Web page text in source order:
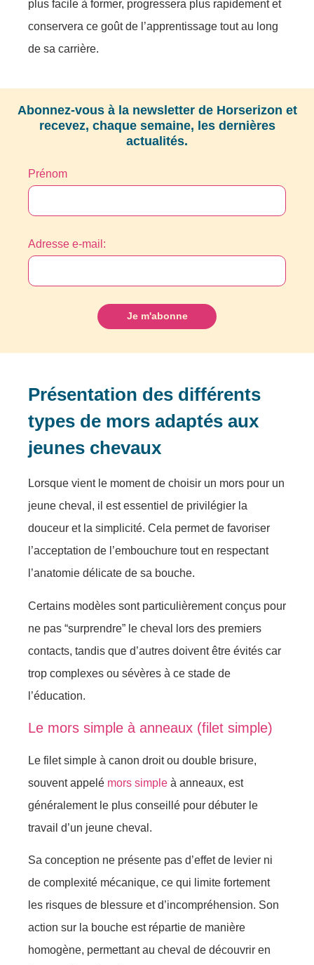
plus facile à former, progressera plus rapidement et
conservera ce goût de l’apprentissage tout au long
de sa carrière.
Abonnez-vous à la newsletter de Horserizon et
recevez, chaque semaine, les dernières
actualités.
Prénom
Adresse e-mail:
Présentation des différents
types de mors adaptés aux
jeunes chevaux
Lorsque vient le moment de choisir un mors pour un
jeune cheval, il est essentiel de privilégier la
douceur et la simplicité. Cela permet de favoriser
l’acceptation de l’embouchure tout en respectant
l’anatomie délicate de sa bouche.
Certains modèles sont particulièrement conçus pour
ne pas “surprendre” le cheval lors des premiers
contacts, tandis que d’autres doivent être évités car
trop complexes ou sévères à ce stade de
l’éducation.
Le mors simple à anneaux (filet simple)
Le filet simple à canon droit ou double brisure,
souvent appelé mors simple à anneaux, est
généralement le plus conseillé pour débuter le
travail d’un jeune cheval.
Sa conception ne présente pas d’effet de levier ni
de complexité mécanique, ce qui limite fortement
les risques de blessure et d’incompréhension. Son
action sur la bouche est répartie de manière
homogène, permettant au cheval de découvrir en